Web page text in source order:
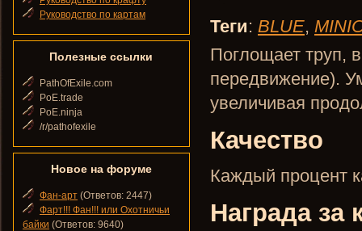
Теги: BLUE,
Поглощает труп,
передвижение).
увеличивая
Качество
Каждый процент
Награда за
Руководство по картам
Полезные ссылки
PathOfExile.com
PoE.trade
PoE.ninja
/r/pathofexile
Новое на форуме
Фан-арт (Ответов: 2447)
Фарт!!! Фан!!! или Охотничьи
байки (Ответов: 9640)